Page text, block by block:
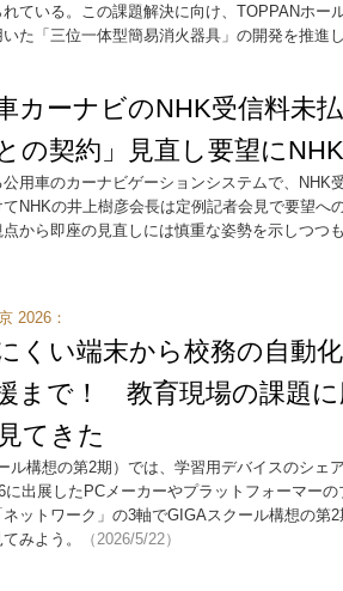
ている。この課題解決に向け、TOPPANホー
た「三位一体型簡易消火器具」の開発を推進
カーナビのNHK受信料未
の契約」見直し要望に
用車のカーナビゲーションシステムで、NHK
NHKの井上樹彦会長は定例記者会見で要望へ
から即座の見直しには慎重な姿勢を示しつつ
2026：
くい端末から校務の自動
まで！ 教育現場の課題
てきた
ル構想の第2期）では、学習用デバイスのシェ
出展したPCメーカーやプラットフォーマーの
ットワーク」の3軸でGIGAスクール構想の第
みよう。
（2026/5/22）